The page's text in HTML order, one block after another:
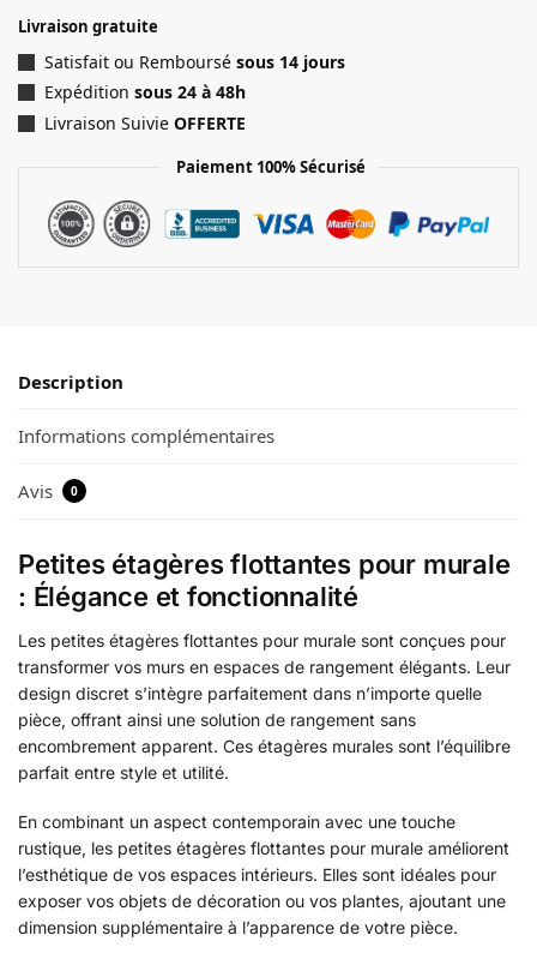
Livraison gratuite
Satisfait ou Remboursé sous 14 jours
Expédition sous 24 à 48h
Livraison Suivie OFFERTE
Paiement 100% Sécurisé
Description
Informations complémentaires
Avis 0
Petites étagères flottantes pour murale
: Élégance et fonctionnalité
Les petites étagères flottantes pour murale sont conçues pour
transformer vos murs en espaces de rangement élégants. Leur
design discret s’intègre parfaitement dans n’importe quelle
pièce, offrant ainsi une solution de rangement sans
encombrement apparent. Ces étagères murales sont l’équilibre
parfait entre style et utilité.
En combinant un aspect contemporain avec une touche
rustique, les petites étagères flottantes pour murale améliorent
l’esthétique de vos espaces intérieurs. Elles sont idéales pour
exposer vos objets de décoration ou vos plantes, ajoutant une
dimension supplémentaire à l’apparence de votre pièce.